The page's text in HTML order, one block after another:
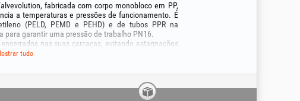
fabricada com corpo monobloco em PP,
a temperaturas e pressões de funcionamento. É
(PELD, PEMD e PEHD) e de tubos PPR na
garantir uma pressão de trabalho PN16.
nas suas carcaças, evitando estagnações
da água potável.
liga-se ao circuito através de duas conexões de
completa (push-in). Equipada com rosca
destaca-se pela facilidade de instalação em todos
tudo